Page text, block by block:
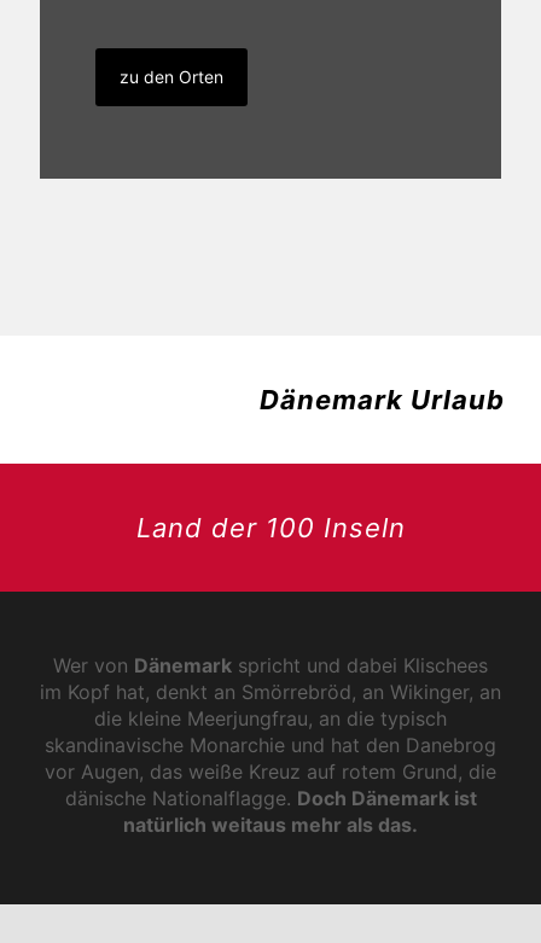
zu den Orten
Dänemark Urlaub
Land der 100 Inseln
Wer von Dänemark spricht und dabei Klischees
im Kopf hat, denkt an Smörrebröd, an Wikinger, an
die kleine Meerjungfrau, an die typisch
skandinavische Monarchie und hat den Danebrog
vor Augen, das weiße Kreuz auf rotem Grund, die
dänische Nationalflagge. Doch Dänemark ist
natürlich weitaus mehr als das.